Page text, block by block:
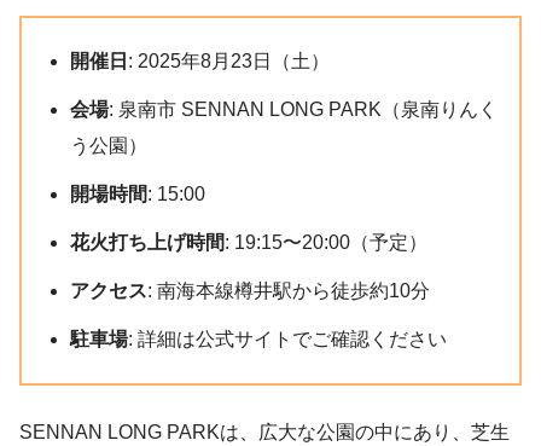
開催日 : 2025年8月23日（土）
会場: 泉南市 SENNAN LONG PARK（泉南りんく
う公園）
開場時間: 15:00
花火打ち上げ時間: 19:15〜20:00（予定）
アクセス: 南海本線樽井駅から徒歩約10分
駐車場: 詳細は公式サイトでご確認ください
SENNAN LONG PARKは、広大な公園の中にあり、芝生